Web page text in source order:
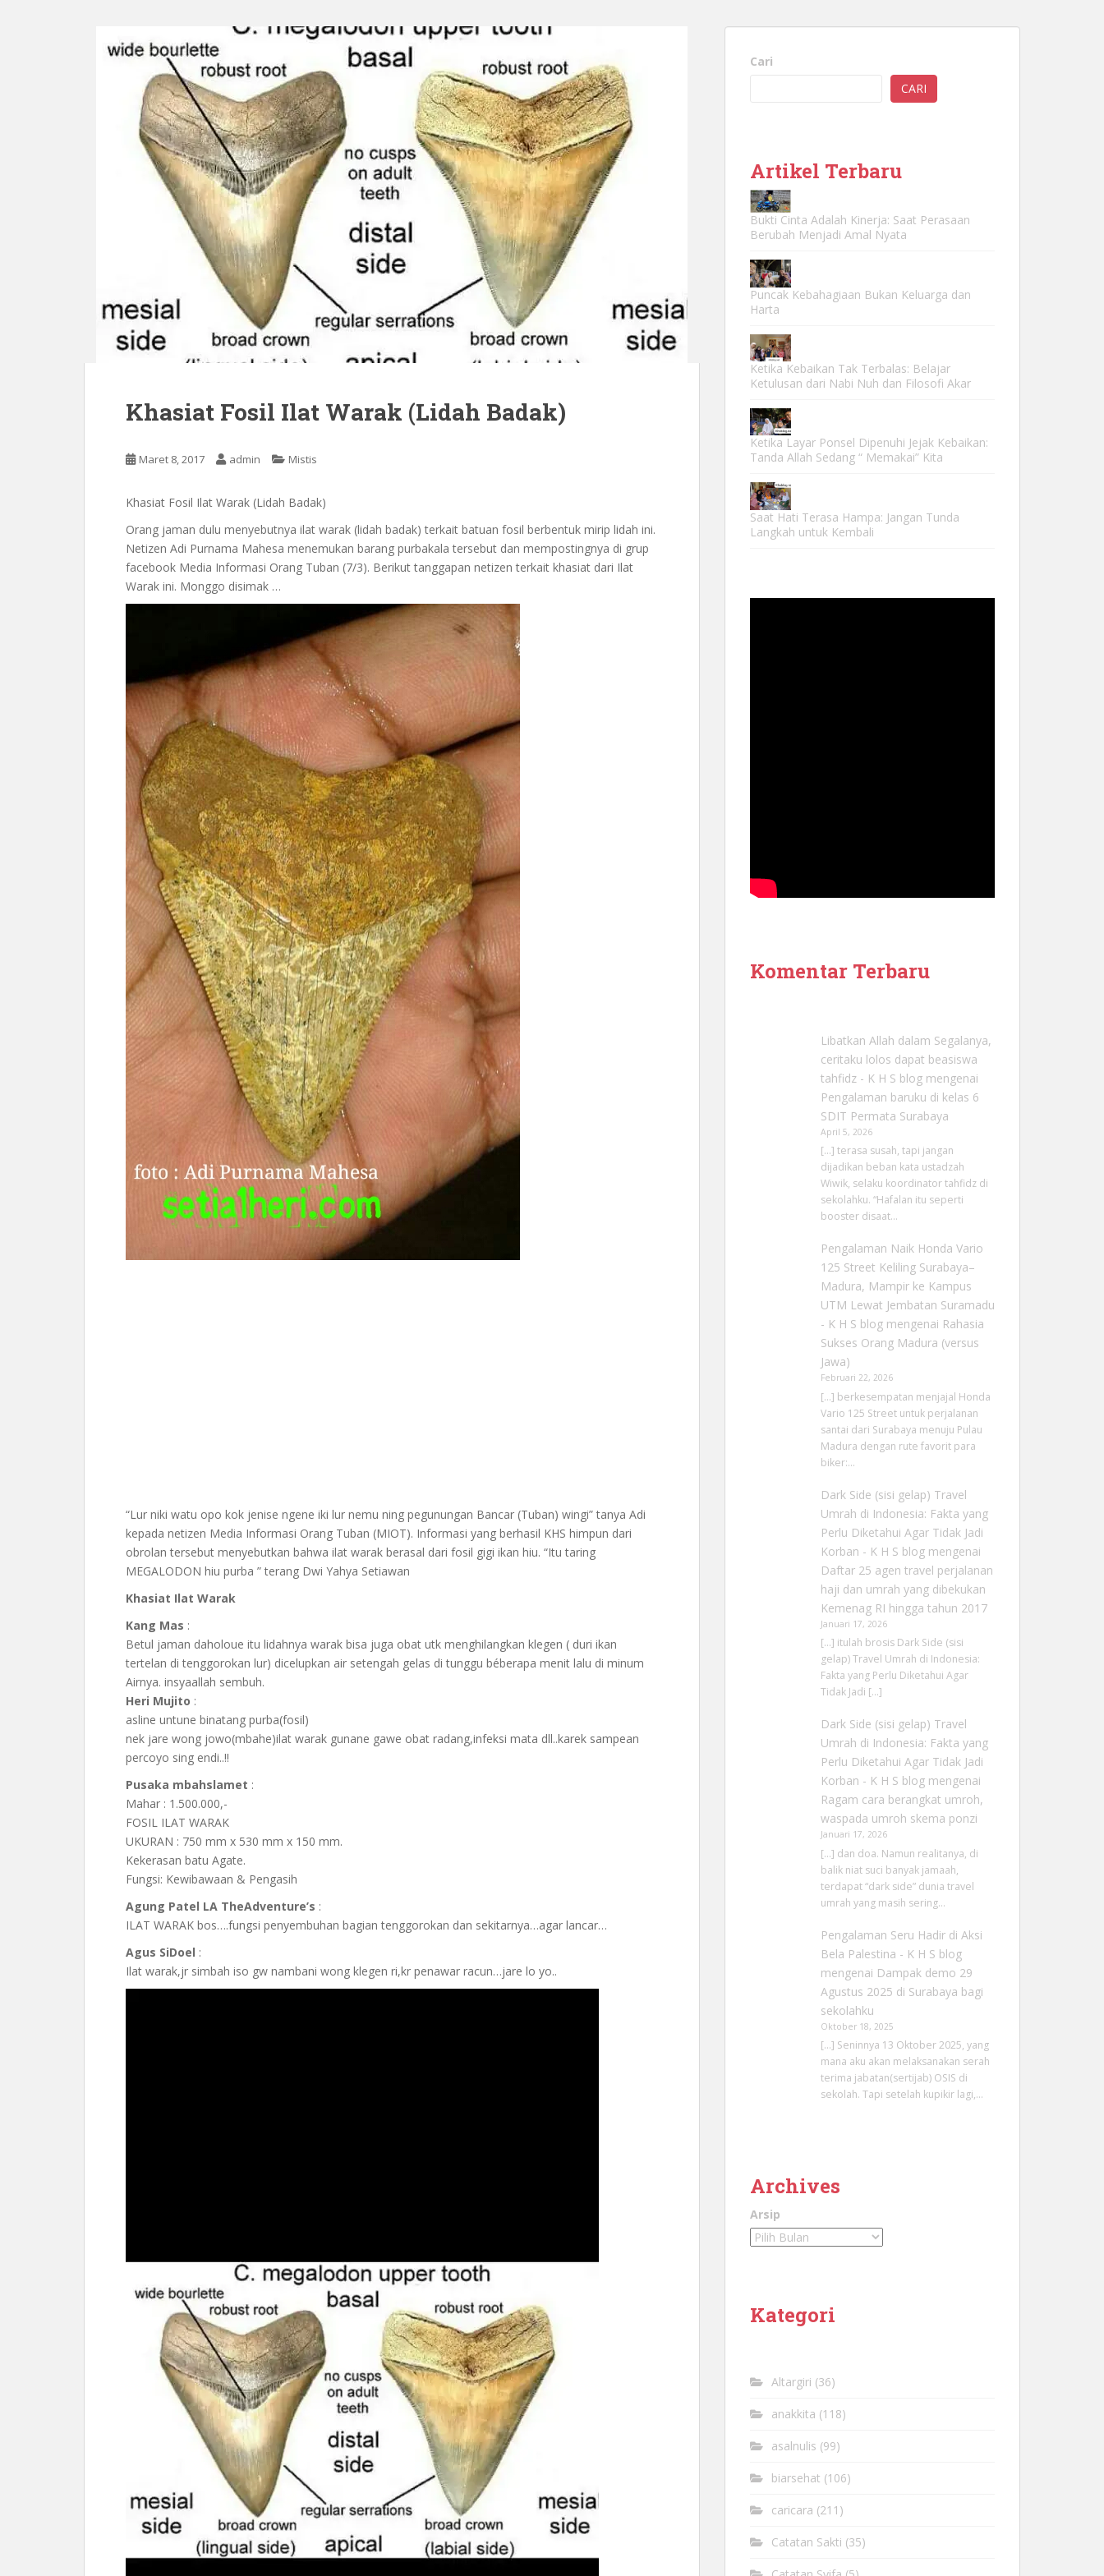
Khasiat Fosil Ilat Warak (Lidah Badak)
Maret 8, 2017 admin Mistis
Khasiat Fosil Ilat Warak (Lidah Badak)
Orang jaman dulu menyebutnya ilat warak (lidah badak) terkait batuan fosil berbentuk mirip lidah ini.
Netizen Adi Purnama Mahesa menemukan barang purbakala tersebut dan mempostingnya di grup
facebook ‎Media Informasi Orang Tuban (7/3). Berikut tanggapan netizen terkait khasiat dari Ilat
Warak ini. Monggo disimak …
“Lur niki watu opo kok jenise ngene iki lur nemu ning pegunungan Bancar (Tuban) wingi” tanya Adi
kepada netizen Media Informasi Orang Tuban (MIOT). Informasi yang berhasil KHS himpun dari
obrolan tersebut menyebutkan bahwa ilat warak berasal dari fosil gigi ikan hiu. “Itu taring
MEGALODON hiu purba ” terang Dwi Yahya Setiawan
Khasiat Ilat Warak
Kang Mas :
Betul jaman daholoue itu lidahnya warak bisa juga obat utk menghilangkan klegen ( duri ikan
tertelan di tenggorokan lur) dicelupkan air setengah gelas di tunggu béberapa menit lalu di minum
Airnya. insyaallah sembuh.
Heri Mujito :
asline untune binatang purba(fosil)
nek jare wong jowo(mbahe)ilat warak gunane gawe obat radang,infeksi mata dll..karek sampean
percoyo sing endi..!!
Pusaka mbahslamet :
Mahar : 1.500.000,-
FOSIL ILAT WARAK
UKURAN : 750 mm x 530 mm x 150 mm.
Kekerasan batu Agate.
Fungsi: Kewibawaan & Pengasih
Agung Patel LA TheAdventure’s :
ILAT WARAK bos….fungsi penyembuhan bagian tenggorokan dan sekitarnya…agar lancar…
Agus SiDoel :
Ilat warak,jr simbah iso gw nambani wong klegen ri,kr penawar racun…jare lo yo..
Cari
CARI
Artikel Terbaru
Bukti Cinta Adalah Kinerja: Saat Perasaan
Berubah Menjadi Amal Nyata
Puncak Kebahagiaan Bukan Keluarga dan
Harta
Ketika Kebaikan Tak Terbalas: Belajar
Ketulusan dari Nabi Nuh dan Filosofi Akar
Ketika Layar Ponsel Dipenuhi Jejak Kebaikan:
Tanda Allah Sedang “ Memakai” Kita
Saat Hati Terasa Hampa: Jangan Tunda
Langkah untuk Kembali
Komentar Terbaru
Libatkan Allah dalam Segalanya,
ceritaku lolos dapat beasiswa
tahfidz - K H S blogmengenai
Pengalaman baruku di kelas 6
SDIT Permata Surabaya
April 5, 2026
[…] terasa susah, tapi jangan
dijadikan beban kata ustadzah
Wiwik, selaku koordinator tahfidz di
sekolahku. “Hafalan itu seperti
booster disaat…
Pengalaman Naik Honda Vario
125 Street Keliling Surabaya–
Madura, Mampir ke Kampus
UTM Lewat Jembatan Suramadu
- K H S blogmengenai Rahasia
Sukses Orang Madura (versus
Jawa)
Februari 22, 2026
[…] berkesempatan menjajal Honda
Vario 125 Street untuk perjalanan
santai dari Surabaya menuju Pulau
Madura dengan rute favorit para
biker:…
Dark Side (sisi gelap) Travel
Umrah di Indonesia: Fakta yang
Perlu Diketahui Agar Tidak Jadi
Korban - K H S blogmengenai
Daftar 25 agen travel perjalanan
haji dan umrah yang dibekukan
Kemenag RI hingga tahun 2017
Januari 17, 2026
[…] itulah brosis Dark Side (sisi
gelap) Travel Umrah di Indonesia:
Fakta yang Perlu Diketahui Agar
Tidak Jadi […]
Dark Side (sisi gelap) Travel
Umrah di Indonesia: Fakta yang
Perlu Diketahui Agar Tidak Jadi
Korban - K H S blogmengenai
Ragam cara berangkat umroh,
waspada umroh skema ponzi
Januari 17, 2026
[…] dan doa. Namun realitanya, di
balik niat suci banyak jamaah,
terdapat “dark side” dunia travel
umrah yang masih sering…
Pengalaman Seru Hadir di Aksi
Bela Palestina - K H S blog
mengenai Dampak demo 29
Agustus 2025 di Surabaya bagi
sekolahku
Oktober 18, 2025
[…] Seninnya 13 Oktober 2025, yang
mana aku akan melaksanakan serah
terima jabatan(sertijab) OSIS di
sekolah. Tapi setelah kupikir lagi,…
Archives
Arsip
Kategori
Altargiri (36)
anakkita (118)
asalnulis (99)
biarsehat (106)
caricara (211)
Catatan Sakti (35)